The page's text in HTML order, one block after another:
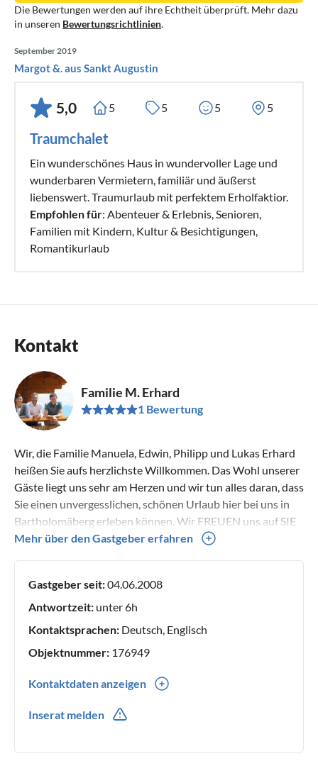
Die Bewertungen werden auf ihre Echtheit überprüft. Mehr dazu
in unseren Bewertungsrichtlinien.
September 2019
Margot &. aus Sankt Augustin
5,0 5 5 5 5
Traumchalet
Ein wunderschönes Haus in wundervoller Lage und
wunderbaren Vermietern, familiär und äußerst
liebenswert. Traumurlaub mit perfektem Erholfaktior.
Empfohlen für: Abenteuer & Erlebnis, Senioren,
Familien mit Kindern, Kultur & Besichtigungen,
Romantikurlaub
Kontakt
Familie M. Erhard
1 Bewertung
Wir, die Familie Manuela, Edwin, Philipp und Lukas Erhard
heißen Sie aufs herzlichste Willkommen. Das Wohl unserer
Gäste liegt uns sehr am Herzen und wir tun alles daran, dass
Sie einen unvergesslichen, schönen Urlaub hier bei uns in
Bartholomäberg erleben können. Wir FREUEN uns auf SIE
!! BIS BALD !!
Mehr über den Gastgeber erfahren
Gastgeber seit:04.06.2008
Antwortzeit: unter 6h
Kontaktsprachen: Deutsch, Englisch
Objektnummer: 176949
Kontaktdaten anzeigen
Inserat melden